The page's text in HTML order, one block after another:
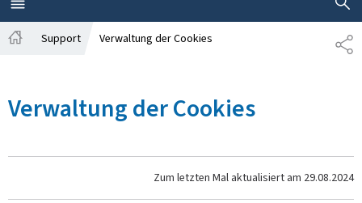
MENÜ
HAUPT-
Support Verwaltung der Cookies
Verwaltung der Cookies
Zum letzten Mal aktualisiert am 29.08.2024